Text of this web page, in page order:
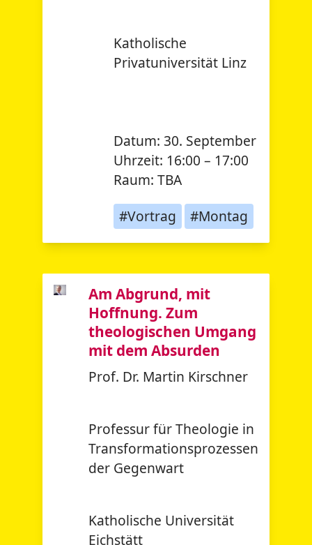
Katholische
Privatuniversität Linz
Datum: 30. September
Uhrzeit: 16:00 – 17:00
Raum: TBA
#Vortrag
#Montag
Am Abgrund, mit
Hoffnung. Zum
theologischen Umgang
mit dem Absurden
Prof. Dr. Martin Kirschner
Professur für Theologie in
Transformationsprozessen
der Gegenwart
Katholische Universität
Eichstätt